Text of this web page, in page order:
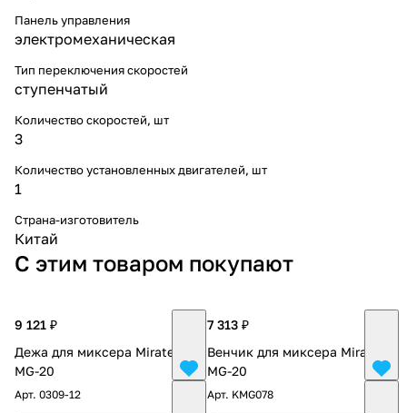
Панель управления
электромеханическая
Тип переключения скоростей
ступенчатый
Количество скоростей, шт
3
Количество установленных двигателей, шт
1
Страна-изготовитель
Китай
С этим товаром покупают
9 121 ₽
Дежа для миксера Miratek
MG-20
Арт. 0309-12
7 313 ₽
Венчик для миксера Miratek
MG-20
Арт. KMG078